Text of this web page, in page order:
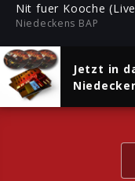
Nit fuer Kooche
Niedeckens BAP
Jetzt in